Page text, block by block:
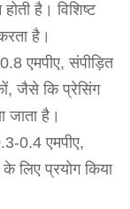
है। विशिष्ट
है।
एमपीए, संपीड़ित
जैसे कि प्रेसिंग
जाता है।
0.4 एमपीए,
लिए प्रयोग किया